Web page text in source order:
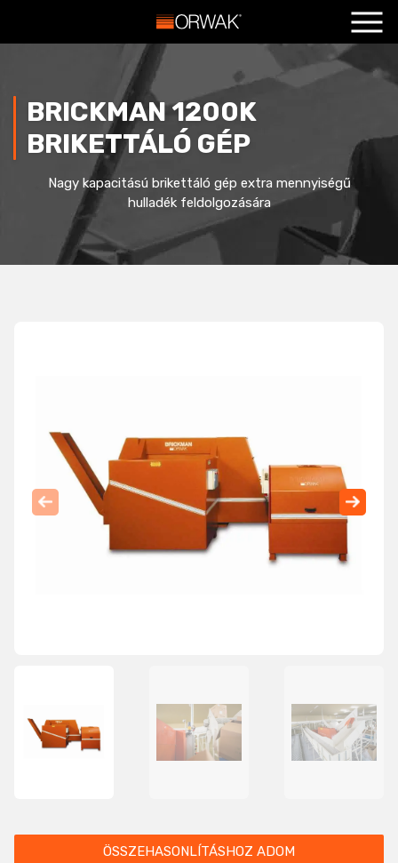
Szolgáltatások
+
Kapcsolat
BRICKMAN 1200K
BRIKETTÁLÓ GÉP
Nagy kapacitású brikettáló gép extra mennyiségű
hulladék feldolgozására
ÖSSZEHASONLÍTÁSHOZ ADOM